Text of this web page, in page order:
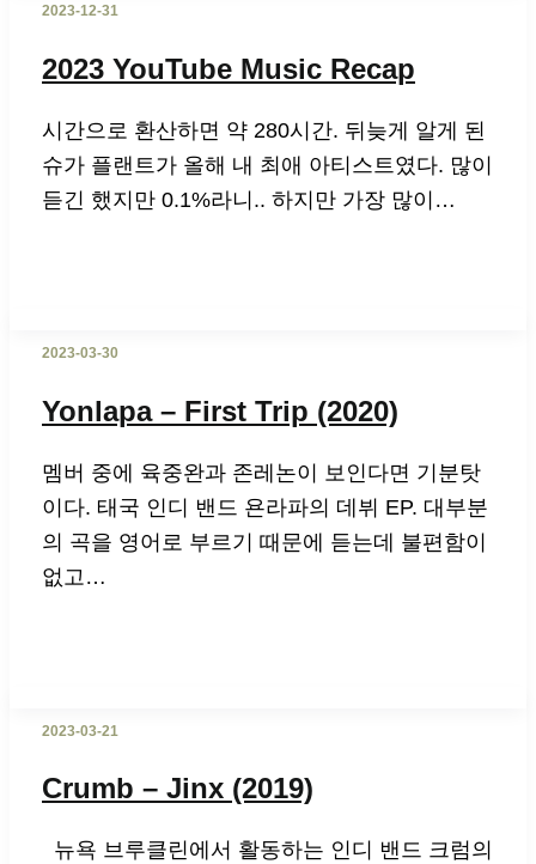
2023-12-31
2023 YouTube Music Recap
시간으로 환산하면 약 280시간. 뒤늦게 알게 된
슈가 플랜트가 올해 내 최애 아티스트였다. 많이
듣긴 했지만 0.1%라니.. 하지만 가장 많이…
2023-03-30
Yonlapa – First Trip (2020)
멤버 중에 육중완과 존레논이 보인다면 기분탓
이다. 태국 인디 밴드 욘라파의 데뷔 EP. 대부분
의 곡을 영어로 부르기 때문에 듣는데 불편함이
없고…
2023-03-21
Crumb – Jinx (2019)
뉴욕 브루클린에서 활동하는 인디 밴드 크럼의